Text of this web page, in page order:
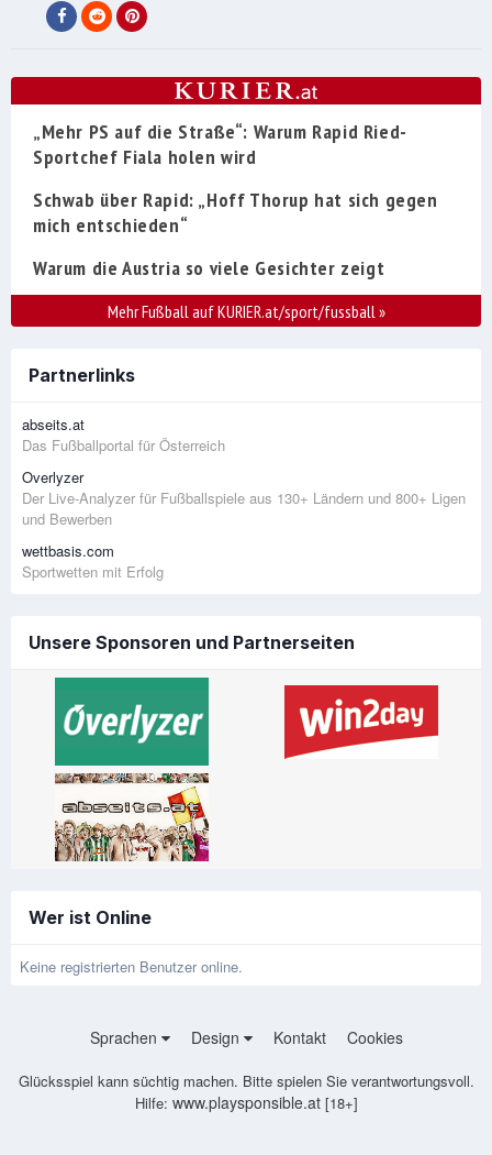
„Mehr PS auf die Straße“: Warum Rapid Ried-
Sportchef Fiala holen wird
Schwab über Rapid: „Hoff Thorup hat sich gegen
mich entschieden“
Warum die Austria so viele Gesichter zeigt
Mehr Fußball auf KURIER.at/sport/fussball»
Partnerlinks
abseits.at
Das Fußballportal für Österreich
Overlyzer
Der Live-Analyzer für Fußballspiele aus 130+ Ländern und 800+ Ligen
und Bewerben
wettbasis.com
Sportwetten mit Erfolg
Unsere Sponsoren und Partnerseiten
Wer ist Online
Keine registrierten Benutzer online.
Sprachen Design Kontakt Cookies
Glücksspiel kann süchtig machen. Bitte spielen Sie verantwortungsvoll.
Hilfe: www.playsponsible.at[18+]